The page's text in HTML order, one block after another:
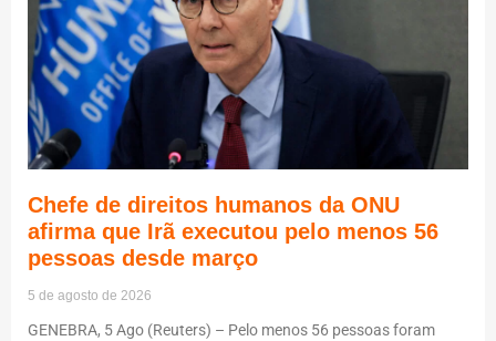
Chefe de direitos humanos da ONU
afirma que Irã executou pelo menos 56
pessoas desde março
5 de agosto de 2026
GENEBRA, 5 Ago (Reuters) – Pelo menos 56 pessoas foram